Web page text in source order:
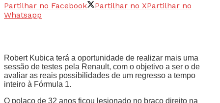
Partilhar no Facebook Partilhar no XPartilhar no
Whatsapp
Robert Kubica terá a oportunidade de realizar mais uma
sessão de testes pela Renault, com o objetivo a ser o de
avaliar as reais possibilidades de um regresso a tempo
inteiro à Fórmula 1.
O polaco de 32 anos ficou lesionado no braço direito na